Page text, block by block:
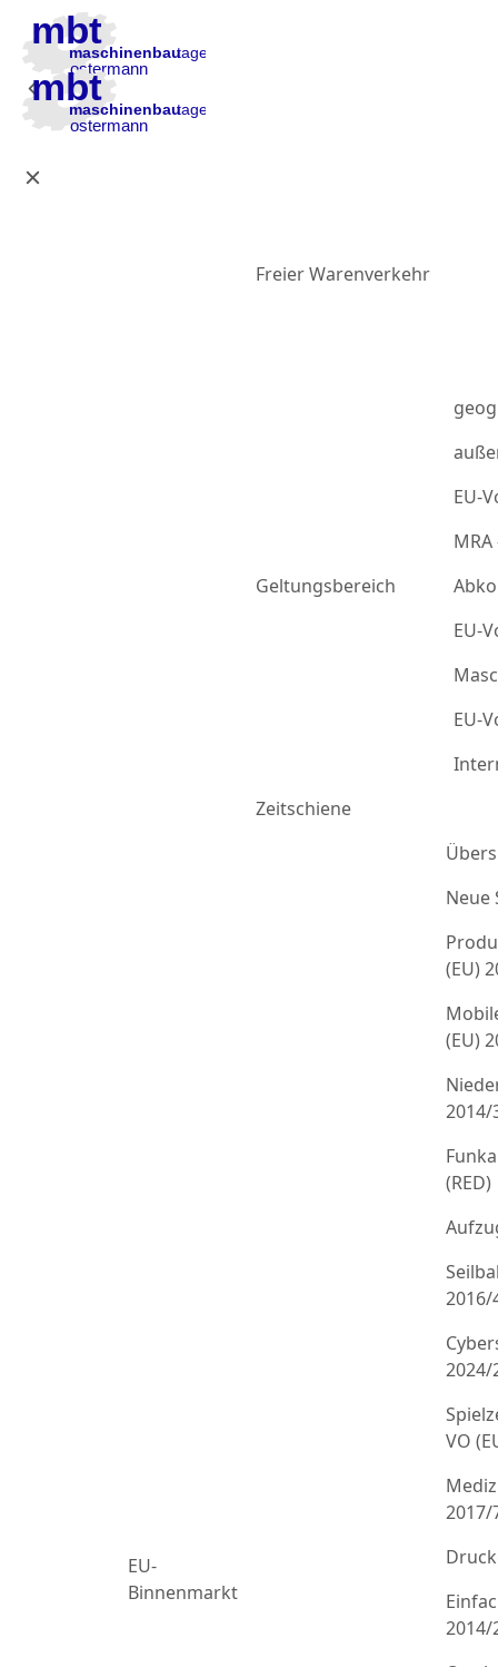
Zur Hauptnavigation
Zum Inhalt
Zur Fußzeile
EU-
Binnenmarkt
Freier Warenverkehr
Geltungsbereich
EU-
EU-
EU-
Zeitschiene
Neue
(EU)
(EU)
2014/
(RED)
2016/
2024/
VO
2017/
2014/